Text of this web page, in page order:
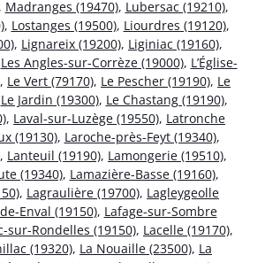
Madranges (19470), Lubersac (19210),
, Lostanges (19500), Liourdres (19120),
, Lignareix (19200), Liginiac (19160),
Les Angles-sur-Corrèze (19000), L’Église-
, Le Vert (79170), Le Pescher (19190), Le
Le Jardin (19300), Le Chastang (19190),
, Laval-sur-Luzège (19550), Latronche
(19130), Laroche-près-Feyt (19340),
, Lanteuil (19190), Lamongerie (19510),
(19340), Lamazière-Basse (19160),
, Lagraulière (19700), Lagleygeolle
Enval (19150), Lafage-sur-Sombre
sur-Rondelles (19150), Lacelle (19170),
(19320), La Nouaille (23500), La